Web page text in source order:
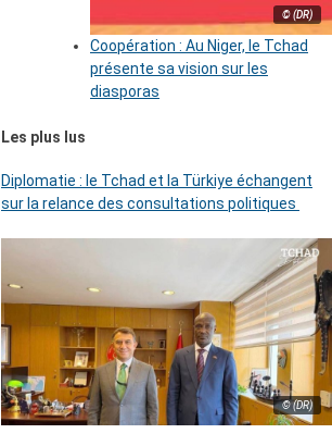
© (DR)
Coopération : Au Niger, le Tchad
présente sa vision sur les
diasporas
Les plus lus
Diplomatie : le Tchad et la Türkiye échangent
sur la relance des consultations politiques
© (DR)